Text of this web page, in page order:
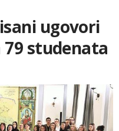
ugovori
studenata